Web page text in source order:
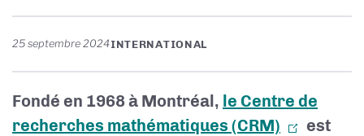
25 septembre 2024INTERNATIONAL
Fondé en 1968 à Montréal, le Centre de
recherches mathématiques (CRM)
est